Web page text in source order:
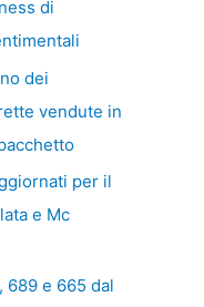
di
dei
vendute in
per il
e Mc
689 e 665 dal